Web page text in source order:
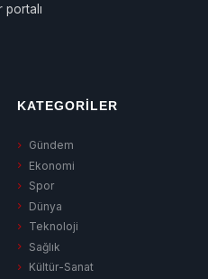
KATEGORILER
Gündem
Ekonomi
Spor
Dünya
Teknoloji
Sağlık
Kültür-Sanat